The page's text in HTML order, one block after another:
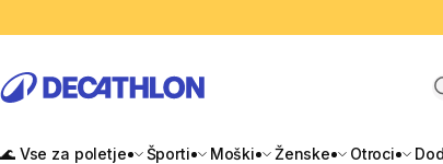
🌊 Vse za poletje Športi Moški Ženske Otroci